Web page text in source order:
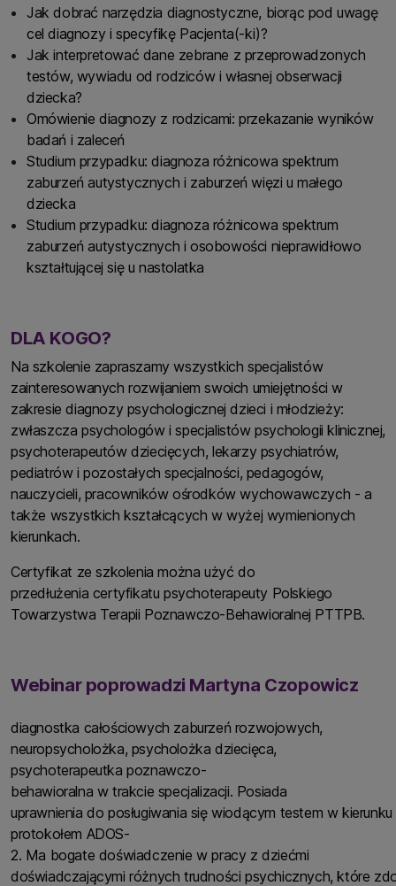
Jak dobrać narzędzia diagnostyczne, biorąc pod uwagę
cel diagnozy i specyfikę Pacjenta(-ki)?
Jak interpretować dane zebrane z przeprowadzonych
testów, wywiadu od rodziców i własnej obserwacji
dziecka?
Omówienie diagnozy z rodzicami: przekazanie wyników
badań i zaleceń
Studium przypadku: diagnoza różnicowa spektrum
zaburzeń autystycznych i zaburzeń więzi u małego
dziecka
Studium przypadku: diagnoza różnicowa spektrum
zaburzeń autystycznych i osobowości nieprawidłowo
kształtującej się u nastolatka
DLA KOGO?
Na szkolenie zapraszamy wszystkich specjalistów
zainteresowanych rozwijaniem swoich umiejętności w
zakresie diagnozy psychologicznej dzieci i młodzieży:
zwłaszcza psychologów i specjalistów psychologii klinicznej,
psychoterapeutów dziecięcych, lekarzy psychiatrów,
pediatrów i pozostałych specjalności, pedagogów,
nauczycieli, pracowników ośrodków wychowawczych - a
także wszystkich kształcących w wyżej wymienionych
kierunkach.
Certyfikat ze szkolenia można użyć do
przedłużenia certyfikatu psychoterapeuty Polskiego
Towarzystwa Terapii Poznawczo-Behawioralnej PTTPB.
Webinar poprowadzi Martyna Czopowicz
diagnostka całościowych zaburzeń rozwojowych,
neuropsycholożka, psycholożka dziecięca,
psychoterapeutka poznawczo-
behawioralna w trakcie specjalizacji. Posiada
uprawnienia do posługiwania się wiodącym testem w
protokołem ADOS-
2. Ma bogate doświadczenie w pracy z dziećmi
doświadczającymi różnych trudności psychicznych, które